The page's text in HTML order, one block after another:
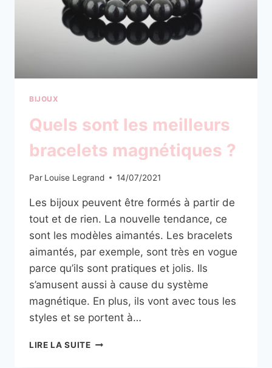
BIJOUX
Quels sont les meilleurs
bracelets magnétiques ?
Par Louise Legrand 14/07/2021
Les bijoux peuvent être formés à partir de
tout et de rien. La nouvelle tendance, ce
sont les modèles aimantés. Les bracelets
aimantés, par exemple, sont très en vogue
parce qu’ils sont pratiques et jolis. Ils
s’amusent aussi à cause du système
magnétique. En plus, ils vont avec tous les
styles et se portent à…
LIRE LA SUITEQUELS